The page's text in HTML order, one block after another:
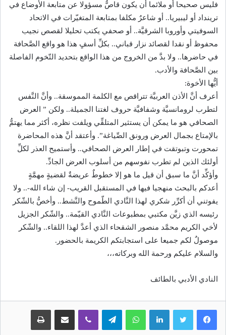
فليس صحيحا أو ملائما أن يكون قاصٌّ مسؤولا عن متابعة الأوضاع في
ترينداد أو ليبيريا.. أو شاعرٌ مكلفا بمتابعة المتغيّرات في الاتحاد
السوفيتي وأوروبا الشرقيَّة.. أو صحفي يكتب تحليلا لقصص نجيب
محفوظ أو نقدا لقصائد نزار قباني.. بكلِّ أسفٍ هذا هو واقع الصَّحافة
في حاضرها.. ولا بدَّ من الخروج من هذا الواقع بتحديد التّخوم الفاصلة
بين الصَّحافة والأدب.
أيُّها الأخوة:
أعرف أنَّ الأذن العربيَّة تتراقص مع الكلمة المموسقة.. وأنَّ النَّفس
لتطرب لرومانسيَّة وشفافيَّة حروف لغتنا الجميلة.. ولكن ” العرض
الصحافي هو ما يمكن أن يستثير المتلقِّي ويلفت نظره، أكثر مما يهتمُّ
بالإمتاع بجمال العرض ورونق الصِّياغة”. وأعتقد أنَّ هذه المحاضرة
تمحورت وتبوتقت في إطار العرض الصحافي.. وأستميح العذر لكلِّ
أولئك الذين لم تطرب نفوسهم من أسلوب العرض الجادِّ.
وأؤكِّد أنَّ ما سبق أن قيل ما هو إلا خطوطٌ عريضةٌ لقضيةٍ مهمَّةٍ
أعدكم بالبحث منهجيا فيها في المستقبل القريب- إن شاء الله-.. ولا
يفوتني أن أكرِّر شكري لهذا النَّادي الطّموح والنَّشط.. وأخصُّ بالشّكر
رئيسه الذي زيَّن مكتبي بمطبوعات النَّادي القيّمة.. والشّكر الجزيل
لأخي الكريم محمَّد منصور الشقحاء الذي أعدَّ لهذا اللقاء.. والشّكر
موصولٌ لكم جميعا على استجابتكم الكريمة بالحضور.
والسلام عليكم ورحمة الله وبركاته،،،
النادي الأدبي بالطائف
لينكدإن واتساب تيلقرام